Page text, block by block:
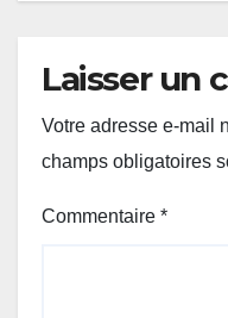
Laisser un
Votre adresse e-mail
champs obligatoires
Commentaire *